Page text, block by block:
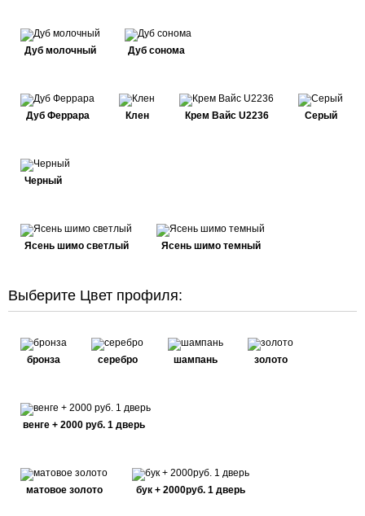
Дуб молочный Дуб сонома
Дуб Феррара Клен Крем Вайс U2236 Серый
Черный
Ясень шимо светлый Ясень шимо темный
Выберите Цвет профиля:
бронза серебро шампань золото
венге + 2000 руб. 1 дверь
матовое золото бук + 2000руб. 1 дверь